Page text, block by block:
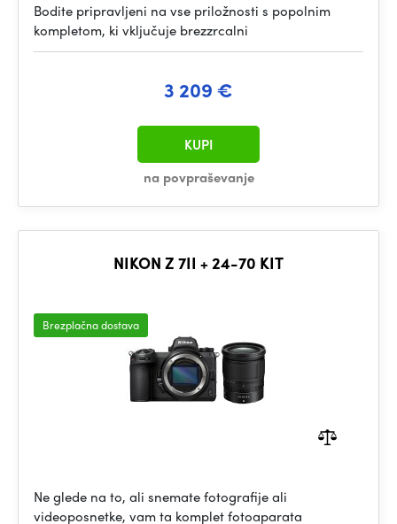
Bodite pripravljeni na vse priložnosti s popolnim
kompletom, ki vključuje brezzrcalni
3 209 €
na povpraševanje
KUPI
NIKON Z 7II + 24-70 KIT
Brezplačna dostava
Ne glede na to, ali snemate fotografije ali
videoposnetke, vam ta komplet fotoaparata